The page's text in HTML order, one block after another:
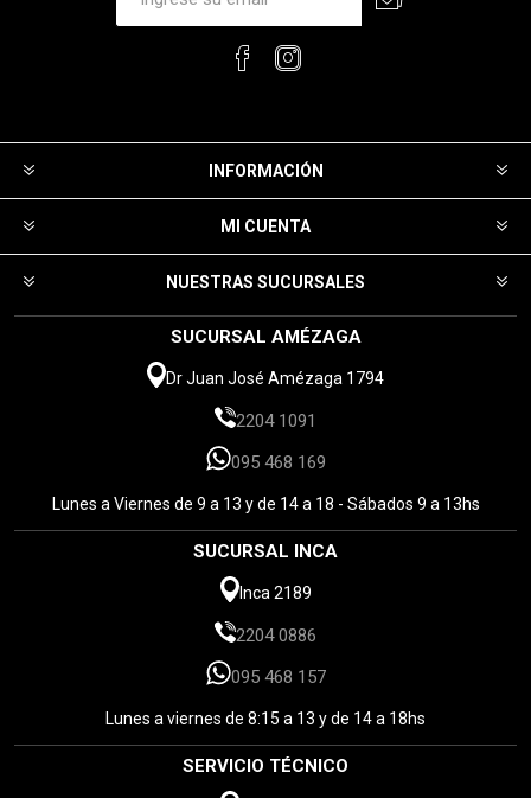
INFORMACIÓN
MI CUENTA
NUESTRAS SUCURSALES
SUCURSAL AMÉZAGA
Dr Juan José Amézaga 1794
2204 1091
095 468 169
Lunes a Viernes de 9 a 13 y de 14 a 18 - Sábados 9 a 13hs
SUCURSAL INCA
Inca 2189
2204 0886
095 468 157
Lunes a viernes de 8:15 a 13 y de 14 a 18hs
SERVICIO TÉCNICO